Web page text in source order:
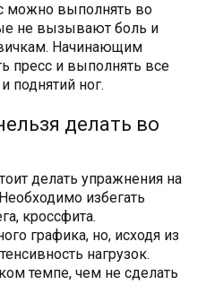
можно выполнять во
не вызывают боль и
Начинающим
пресс и выполнять все
поднятий ног.
делать во
делать упражнения на
избегать
кроссфита.
графика, но, исходя из
нагрузок.
темпе, чем не сделать